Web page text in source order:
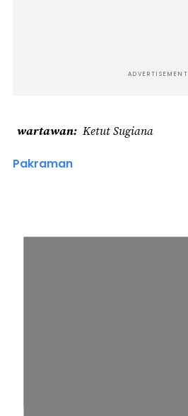
ADVERTISEMENT
wartawan Ketut Sugiana
Pakraman